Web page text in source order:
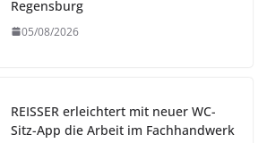
Regensburg
05/08/2026
REISSER erleichtert mit neuer WC-
Sitz-App die Arbeit im Fachhandwerk